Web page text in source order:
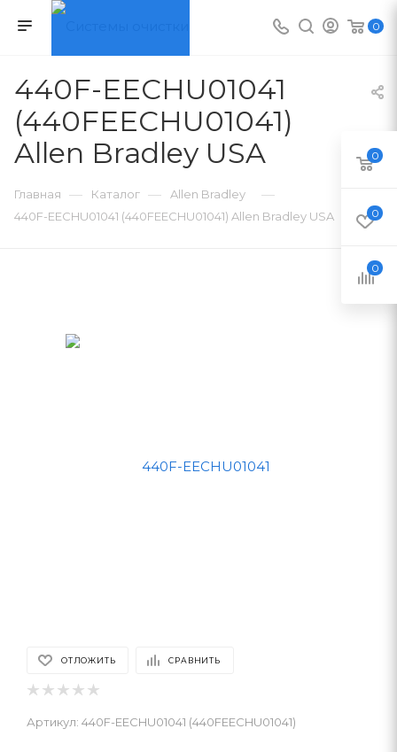
0
440F-EECHU01041
(440FEECHU01041)
Allen Bradley USA
Главная — Каталог — Allen Bradley —
440F-EECHU01041 (440FEECHU01041) Allen Bradley USA
ОТЛОЖИТЬ СРАВНИТЬ
Артикул: 440F-EECHU01041 (440FEECHU01041)
0
0
0